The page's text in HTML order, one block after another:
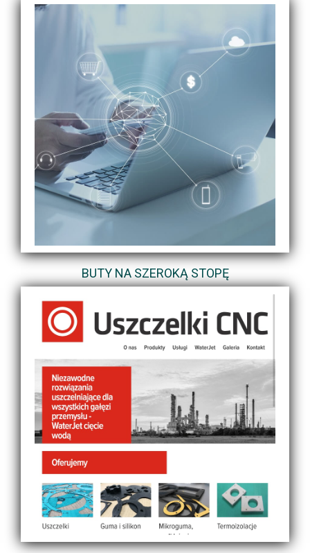
BUTY NA SZEROKĄ STOPĘ